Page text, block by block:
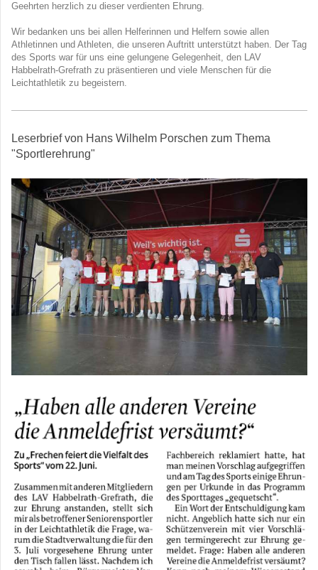
Geehrten herzlich zu dieser verdienten Ehrung.
Wir bedanken uns bei allen Helferinnen und Helfern sowie allen
Athletinnen und Athleten, die unseren Auftritt unterstützt haben. Der Tag
des Sports war für uns eine gelungene Gelegenheit, den LAV
Habbelrath-Grefrath zu präsentieren und viele Menschen für die
Leichtathletik zu begeistern.
Leserbrief von Hans Wilhelm Porschen zum Thema
"Sportlerehrung"